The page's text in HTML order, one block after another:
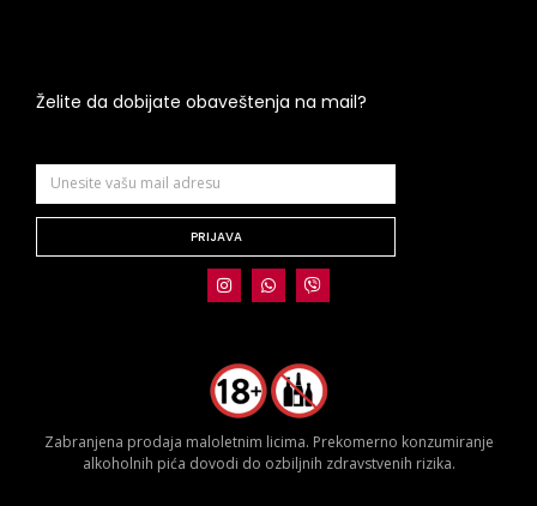
Želite da dobijate obaveštenja na mail?
PRIJAVA
Zabranjena prodaja maloletnim licima. Prekomerno konzumiranje
alkoholnih pića dovodi do ozbiljnih zdravstvenih rizika.